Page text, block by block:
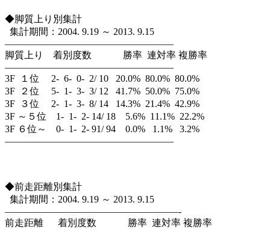
◆脚質上り別集計
集計期間：2004. 9.19 ～ 2013. 9.15
—————————————————–
脚質上り 着別度数 勝率 連対率 複勝率
—————————————————–
3F １位 2- 6- 0- 2/ 10 20.0% 80.0% 80.0%
3F ２位 5- 1- 3- 3/ 12 41.7% 50.0% 75.0%
3F ３位 2- 1- 3- 8/ 14 14.3% 21.4% 42.9%
3F ～５位 1- 1- 2- 14/ 18 5.6% 11.1% 22.2%
3F ６位～ 0- 1- 2- 91/ 94 0.0% 1.1% 3.2%
—————————————————–
◆前走距離別集計
集計期間：2004. 9.19 ～ 2013. 9.15
——————————————————-
前走距離 着別度数 勝率 連対率 複勝率